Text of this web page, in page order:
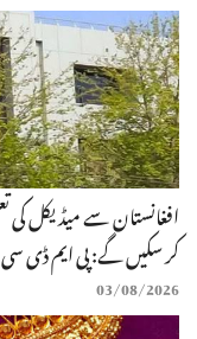
افغانستان سے میڈیکل کی
کر سکیں گے: پی ایم ڈی سی
03/08/2026